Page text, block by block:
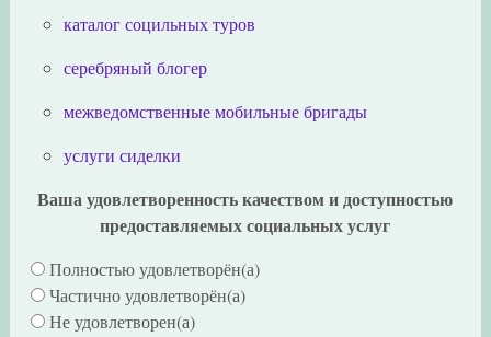
каталог социльных туров
серебряный блогер
межведомственные мобильные бригады
услуги сиделки
Ваша удовлетворенность качеством и доступностью
предоставляемых социальных услуг
Полностью удовлетворён(а)
Частично удовлетворён(а)
Не удовлетворен(а)